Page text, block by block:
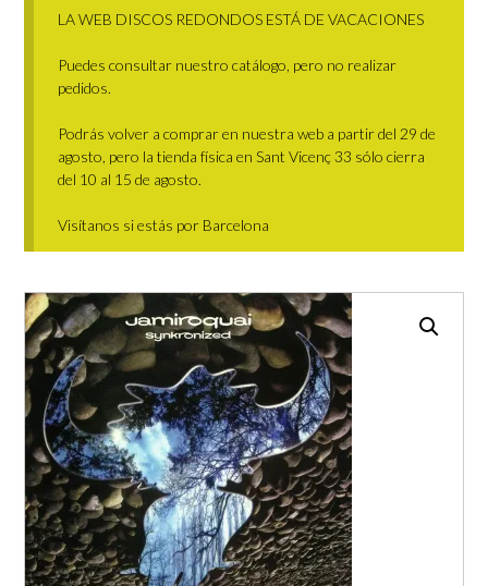
LA WEB DISCOS REDONDOS ESTÁ DE VACACIONES
Puedes consultar nuestro catálogo, pero no realizar
pedidos.
Podrás volver a comprar en nuestra web a partir del 29 de
agosto, pero la tienda física en Sant Vicenç 33 sólo cierra
del 10 al 15 de agosto.
Visítanos si estás por Barcelona